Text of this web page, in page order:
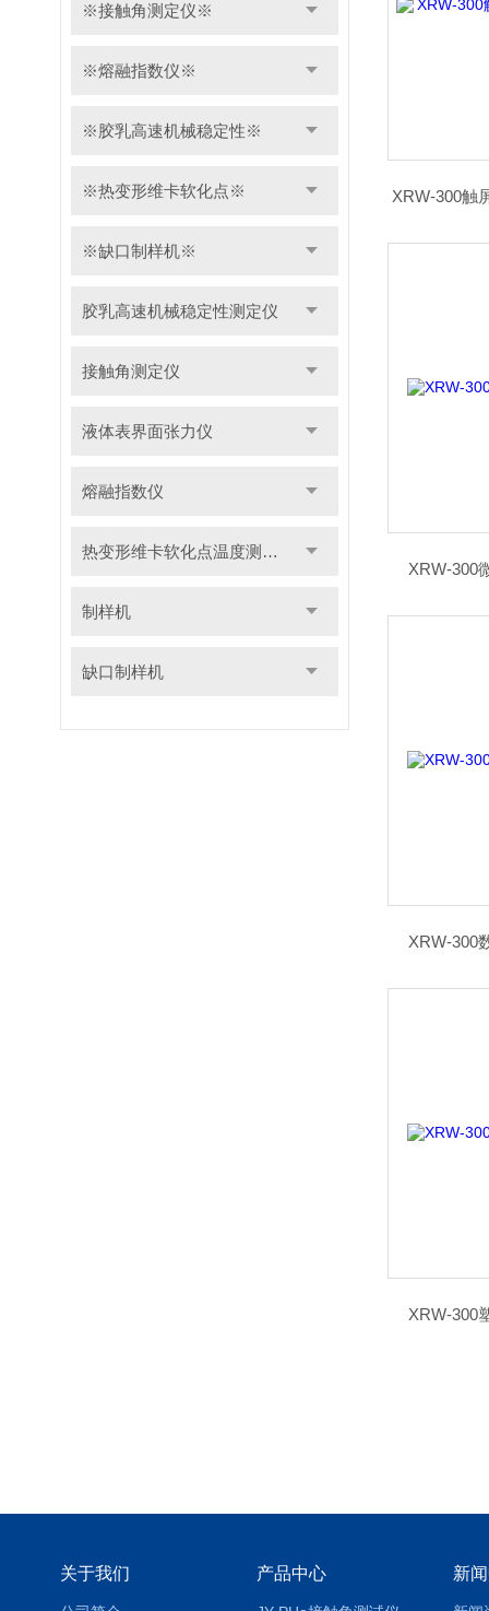
※接触角测定仪※
※熔融指数仪※
※胶乳高速机械稳定性※
※热变形维卡软化点※
※缺口制样机※
胶乳高速机械稳定性测定仪
接触角测定仪
液体表界面张力仪
熔融指数仪
热变形维卡软化点温度测定仪
制样机
缺口制样机
XRW-300触
XRW-300
XRW-300
XRW-300
关于我们 产品中心 新